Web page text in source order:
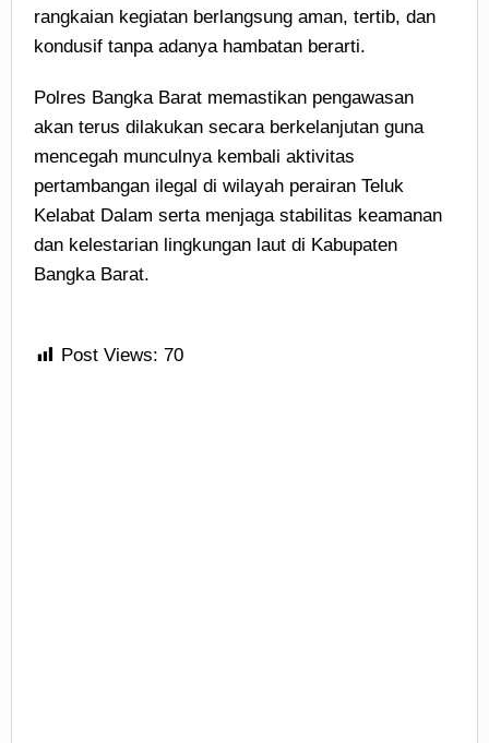
rangkaian kegiatan berlangsung aman, tertib, dan
kondusif tanpa adanya hambatan berarti.
Polres Bangka Barat memastikan pengawasan
akan terus dilakukan secara berkelanjutan guna
mencegah munculnya kembali aktivitas
pertambangan ilegal di wilayah perairan Teluk
Kelabat Dalam serta menjaga stabilitas keamanan
dan kelestarian lingkungan laut di Kabupaten
Bangka Barat.
Post Views: 70